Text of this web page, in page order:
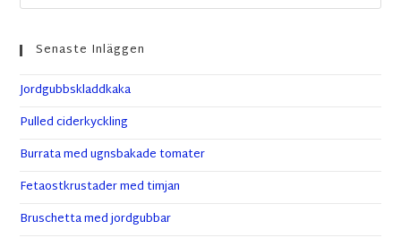
Senaste Inläggen
Jordgubbskladdkaka
Pulled ciderkyckling
Burrata med ugnsbakade tomater
Fetaostkrustader med timjan
Bruschetta med jordgubbar